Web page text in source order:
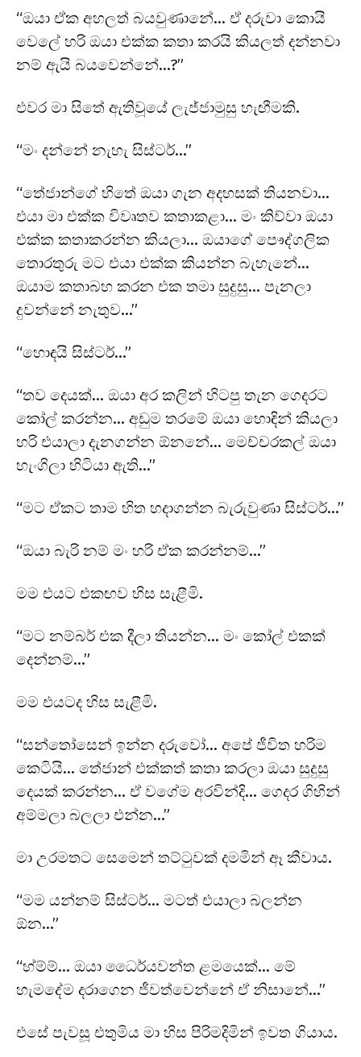
“ඔයා ඒක අහලත් බයවුණානේ… ඒ දරුවා කොයි
වෙලේ හරි ඔයා එක්ක කතා කරයි කියලත් දන්නවා
නම් ඇයි බයවෙන්නේ…?”
එවර මා සිතේ ඇතිවූයේ ලැජ්ජාමුසු හැඟීමකි.
“මං දන්නේ නැහැ සිස්ටර්…”
“තේජාන්ගේ හිතේ ඔයා ගැන අදහසක් තියනවා…
එයා මා එක්ක විවෘතව කතාකළා… මං කිව්වා ඔයා
එක්ක කතාකරන්න කියලා… ඔයාගේ පෞද්ගලික
තොරතුරු මට එයා එක්ක කියන්න බැහැනේ…
ඔයාම කතාබහ කරන එක තමා සුදුසු… පැනලා
දුවන්නේ නැතුව…”
“හොඳයි සිස්ටර්…”
“තව දෙයක්… ඔයා අර කලින් හිටපු තැන ගෙදරට
කෝල් කරන්න… අඩුම තරමේ ඔයා හොඳින් කියලා
හරි එයාලා දැනගන්න ඕනනේ… මෙච්චරකල් ඔයා
හැංගිලා හිටියා ඇති…”
“මට ඒකට තාම හිත හදාගන්න බැරුවුණා සිස්ටර්…”
“ඔයා බැරි නම් මං හරි ඒක කරන්නම්…”
මම එයට එකඟව හිස සැළීමි.
“මට නම්බර් එක දීලා තියන්න… මං කෝල් එකක්
දෙන්නම්…”
මම එයටද හිස සැළීමි.
“සන්තෝසෙන් ඉන්න දරුවෝ… අපේ ජීවිත හරිම
කෙටියි… තේජාන් එක්කත් කතා කරලා ඔයා සුදුසු
දෙයක් කරන්න… ඒ වගේම අරවින්දි… ගෙදර ගිහින්
අම්මලා බලලා එන්න…”
මා උරමතට සෙමෙන් තට්ටුවක් දමමින් ඈ කීවාය.
“මම යන්නම් සිස්ටර්… මටත් එයාලා බලන්න
ඕන…”
“හ්ම්ම්… ඔයා ධෛර්යවන්ත ළමයෙක්… මේ
හැමදේම දරාගෙන ජීවත්වෙන්නේ ඒ නිසානේ…”
එසේ පැවසූ එතුමිය මා හිස පිරිමදිමින් ඉවත ගියාය.